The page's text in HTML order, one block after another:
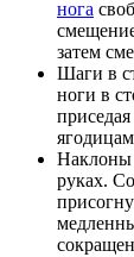
нога
затем
Шаги в
ноги в
Наклоны
руках.